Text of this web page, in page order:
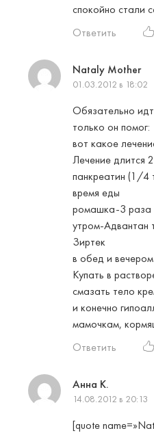
спокойно стали
Ответить
Nataly Mother
01.03.2012 в 18:02
Обязательно
только он помог:
вот какое
Лечение длится
панкреатин (1/4
время еды
ромашка-3 раза
утром-Адвантан
Зиртек
в обед и
Купать в
смазать тело
и конечно
мамочкам,
Ответить
Анна К.
14.08.2012 в 20:13
[quote